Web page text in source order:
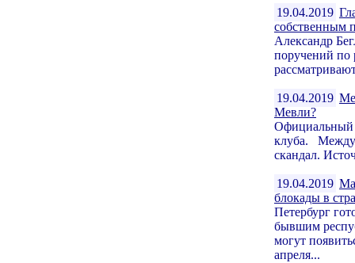
19.04.2019
собственным
Александр
поручений по
19.04.2019
Мевли?
Официальный
клуба. Между
скандал.
19.04.2019
блокады в
Петербург
бывшим
могут
апреля...